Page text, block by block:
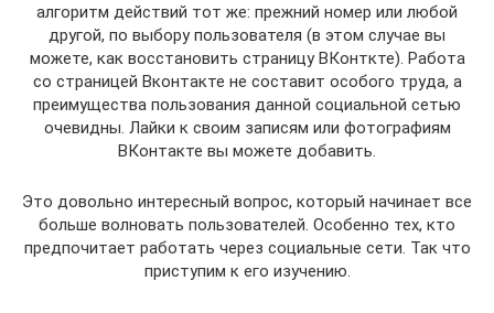
алгоритм действий тот же: прежний номер или любой
другой, по выбору пользователя (в этом случае вы
можете, как восстановить страницу ВКонткте). Работа
со страницей Вконтакте не составит особого труда, а
преимущества пользования данной социальной сетью
очевидны. Лайки к своим записям или фотографиям
ВКонтакте вы можете добавить.
Это довольно интересный вопрос, который начинает все
больше волновать пользователей. Особенно тех, кто
предпочитает работать через социальные сети. Так что
приступим к его изучению.